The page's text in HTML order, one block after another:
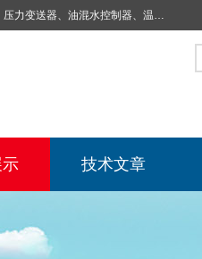
压油装置控制系统、液位集中控制系统、水力量测控制系统、水轮发电机组监测系统、电容式液位开关、压力表、测温制动柜、蝴蝶阀球阀控制柜 |
技术文章